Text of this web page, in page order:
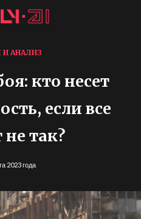
АНАЛИЗ
кто несет
если все
так?
2023 года